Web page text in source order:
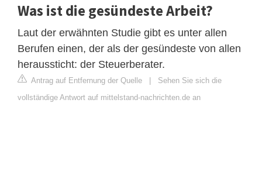
Was ist die gesündeste Arbeit?
Laut der erwähnten Studie gibt es unter allen
Berufen einen, der als der gesündeste von allen
heraussticht: der Steuerberater.
Antrag auf Entfernung der Quelle | Sehen Sie sich die
vollständige Antwort auf mittelstand-nachrichten.de an